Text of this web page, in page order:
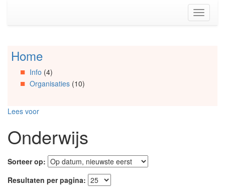
(Accesskey
Toggle
Spring
Artikels
Spring
Spring
Organisaties
Spring
Social
media
Home
Info (4)
Organisaties(10)
Lees voor
Onderwijs
Sorteer op:
Resultaten per pagina: